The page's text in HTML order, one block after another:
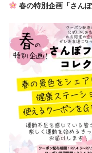
春の特別企画「さん